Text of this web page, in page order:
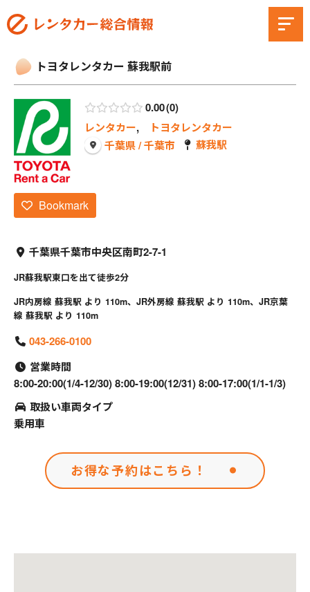
トヨタレンタカー 蘇我駅前
0.00 0
レンタカー,
トヨタレンタカー
千葉県 / 千葉市
蘇我駅
Bookmark
千葉県千葉市中央区南町2-7-1
JR蘇我駅東口を出て徒歩2分
JR内房線 蘇我駅 より 110m、JR外房線 蘇我駅 より 110m、JR京葉
線 蘇我駅 より 110m
043-266-0100
営業時間
8:00-20:00(1/4-12/30) 8:00-19:00(12/31) 8:00-17:00(1/1-1/3)
取扱い車両タイプ
乗用車
お得な予約はこちら！